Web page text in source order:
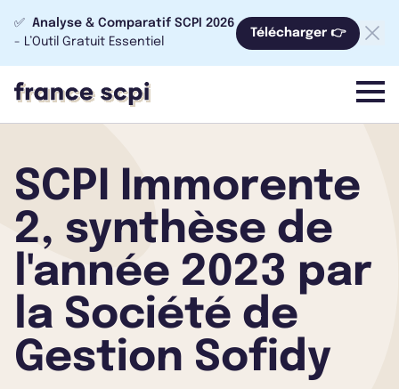
✅ Analyse & Comparatif SCPI 2026
- L’Outil Gratuit Essentiel
Télécharger 👉
menu
SCPI Immorente
2, synthèse de
l'année 2023 par
la Société de
Gestion Sofidy